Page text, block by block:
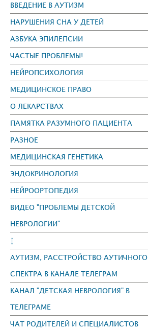
ВВЕДЕНИЕ В АУТИЗМ
НАРУШЕНИЯ СНА У ДЕТЕЙ
АЗБУКА ЭПИЛЕПСИИ
ЧАСТЫЕ ПРОБЛЕМЫ!
НЕЙРОПСИХОЛОГИЯ
МЕДИЦИНСКОЕ ПРАВО
О ЛЕКАРСТВАХ
ПАМЯТКА РАЗУМНОГО ПАЦИЕНТА
РАЗНОЕ
МЕДИЦИНСКАЯ ГЕНЕТИКА
ЭНДОКРИНОЛОГИЯ
НЕЙРООРТОПЕДИЯ
ВИДЕО "ПРОБЛЕМЫ ДЕТСКОЙ
НЕВРОЛОГИИ"
↕
АУТИЗМ, РАССТРОЙСТВО АУТИЧНОГО
СПЕКТРА В КАНАЛЕ ТЕЛЕГРАМ
КАНАЛ "ДЕТСКАЯ НЕВРОЛОГИЯ" В
ТЕЛЕГРАМЕ
ЧАТ РОДИТЕЛЕЙ И СПЕЦИАЛИСТОВ